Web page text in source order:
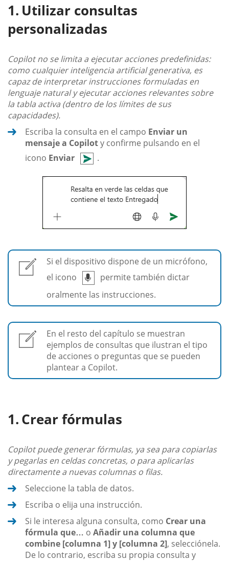
Utilizar consultas
personalizadas
Copilot no se limita a ejecutar acciones predefinidas:
como cualquier inteligencia artificial generativa, es
capaz de interpretar instrucciones formuladas en
lenguaje natural y ejecutar acciones relevantes sobre
la tabla activa (dentro de los límites de sus
capacidades).
Escriba la consulta en el campo Enviar un
mensaje a Copiloty confirme pulsando en el
icono Enviar .
Si el dispositivo dispone de un micrófono,
el icono
permite también dictar
oralmente las instrucciones.
En el resto del capítulo se muestran
ejemplos de consultas que ilustran el tipo
de acciones o preguntas que se pueden
plantear a Copilot.
Crear fórmulas
Copilot puede generar fórmulas, ya sea para copiarlas
y pegarlas en celdas concretas, o para aplicarlas
directamente a nuevas columnas o filas.
Seleccione la tabla de datos.
Escriba o elija una instrucción.
Si le interesa alguna consulta, como Crear una
fórmula que… o Añadir una columna que
combine [columna 1] y [columna 2], selecciónela.
De lo contrario, escriba su propia consulta y